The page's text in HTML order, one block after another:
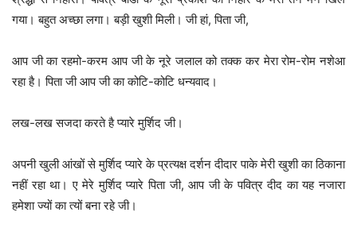
गया। बहुत अच्छा लगा। बड़ी खुशी मिली। जी हां, पिता जी,
आप जी का रहमो-करम आप जी के नूरे जलाल को तक्क कर मेरा रोम-रोम नशेआ
रहा है। पिता जी आप जी का कोटि-कोटि धन्यवाद।
लख-लख सजदा करते है प्यारे मुर्शिद जी।
अपनी खुली आंखों से मुर्शिद प्यारे के प्रत्यक्ष दर्शन दीदार पाके मेरी खुशी का ठिकाना
नहीं रहा था। ए मेरे मुर्शिद प्यारे पिता जी, आप जी के पवित्र दीद का यह नजारा
हमेशा ज्यों का त्यों बना रहे जी।